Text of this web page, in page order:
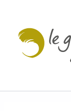
contenu